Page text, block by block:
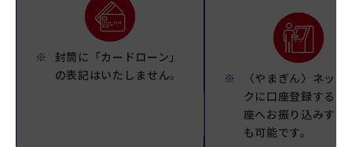
封筒に「カードローン」
の表記はいたしません。
〈やまぎん〉ネット
クに口座登録すると
座へお振り込みする
も可能です。